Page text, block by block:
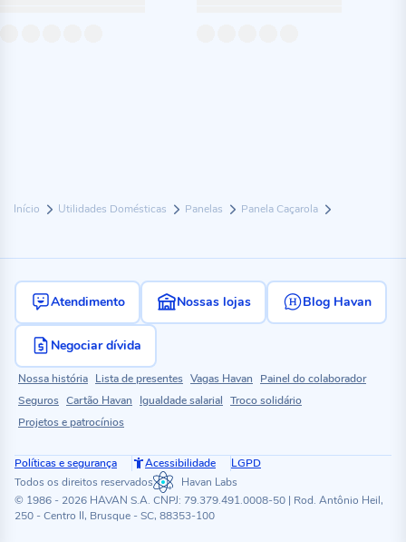
Início Utilidades Domésticas Panelas Panela Caçarola
Atendimento Nossas lojas Blog Havan
Negociar dívida
Nossa história Lista de presentes Vagas Havan
Painel do colaborador
Seguros Cartão Havan Igualdade salarial Troco solidário
Projetos e patrocínios
Políticas e segurança Acessibilidade
LGPD
Todos os direitos reservados
Havan Labs
© 1986 - 2026 HAVAN S.A. CNPJ: 79.379.491.0008-50 | Rod. Antônio Heil,
250 - Centro II, Brusque - SC, 88353-100